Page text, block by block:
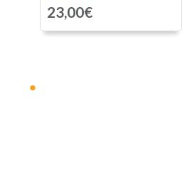
23,00€